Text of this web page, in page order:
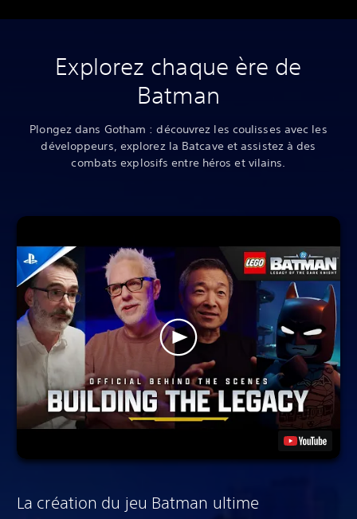
Explorez chaque ère de
Batman
Plongez dans Gotham : découvrez les coulisses avec les
développeurs, explorez la Batcave et assistez à des
combats explosifs entre héros et vilains.
La création du jeu Batman ultime